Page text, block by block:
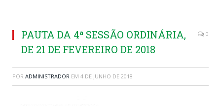
PAUTA DA 4ª SESSÃO ORDINÁRIA,
DE 21 DE FEVEREIRO DE 2018
0
POR ADMINISTRADOR EM 4 DE JUNHO DE 2018